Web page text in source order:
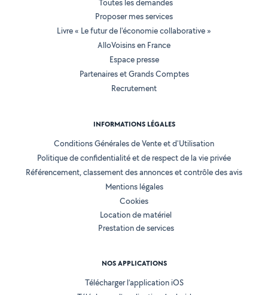
Toutes les demandes
Proposer mes services
Livre « Le futur de l'économie collaborative »
AlloVoisins en France
Espace presse
Partenaires et Grands Comptes
Recrutement
INFORMATIONS LÉGALES
Conditions Générales de Vente et d'Utilisation
Politique de confidentialité et de respect de la vie privée
Référencement, classement des annonces et contrôle des avis
Mentions légales
Cookies
Location de matériel
Prestation de services
NOS APPLICATIONS
Télécharger l’application iOS